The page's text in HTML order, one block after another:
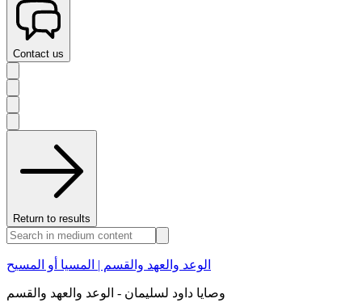
Contact us
Return to results
الوعد والعهد والقسم | المسيا أو المسيح
وصايا داود لسليمان - الوعد والعهد والقسم